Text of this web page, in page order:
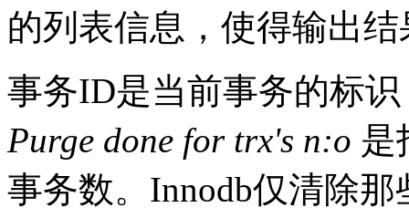
的列表信息，使得输出
事务ID是当前事务的标
Purge done for trx's n:o 是
事务数。Innodb仅清除